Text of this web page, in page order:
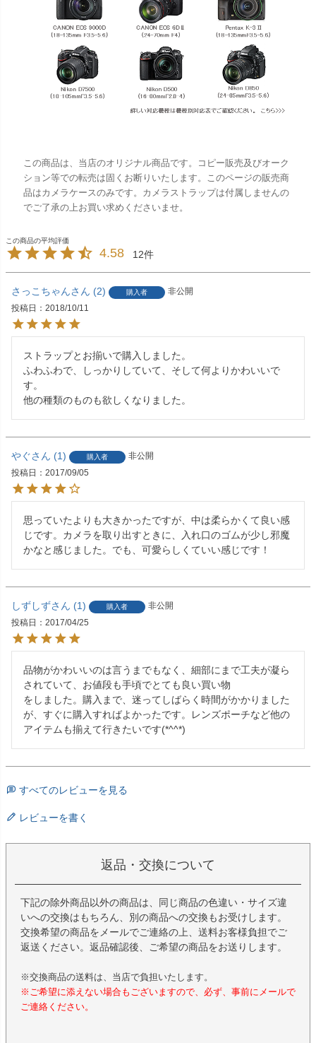
この商品は、当店のオリジナル商品です。コピー販売及びオーク
ション等での転売は固くお断りいたします。このページの販売商
品はカメラケースのみです。カメラストラップは付属しませんの
でご了承の上お買い求めくださいませ。
4.58 12
さっこちゃん 2 購入者
非公開
投稿日
2018/10/11
ストラップとお揃いで購入しました。
ふわふわで、しっかりしていて、そして何よりかわいいで
す。
他の種類のものも欲しくなりました。
やぐ 1 購入者
非公開
投稿日
2017/09/05
思っていたよりも大きかったですが、中は柔らかくて良い感
じです。カメラを取り出すときに、入れ口のゴムが少し邪魔
かなと感じました。でも、可愛らしくていい感じです！
しずしず 1 購入者
非公開
投稿日
2017/04/25
品物がかわいいのは言うまでもなく、細部にまで工夫が凝ら
されていて、お値段も手頃でとても良い買い物
をしました。購入まで、迷ってしばらく時間がかかりました
が、すぐに購入すればよかったです。レンズポーチなど他の
アイテムも揃えて行きたいです(*^^*)
すべてのレビューを見る
レビューを書く
返品・交換について
下記の除外商品以外の商品は、同じ商品の色違い・サイズ違
いへの交換はもちろん、別の商品への交換もお受けします。
交換希望の商品をメールでご連絡の上、送料お客様負担でご
返送ください。返品確認後、ご希望の商品をお送りします。
※交換商品の送料は、当店で負担いたします。
※ご希望に添えない場合もございますので、必ず、事前にメールで
ご連絡ください。